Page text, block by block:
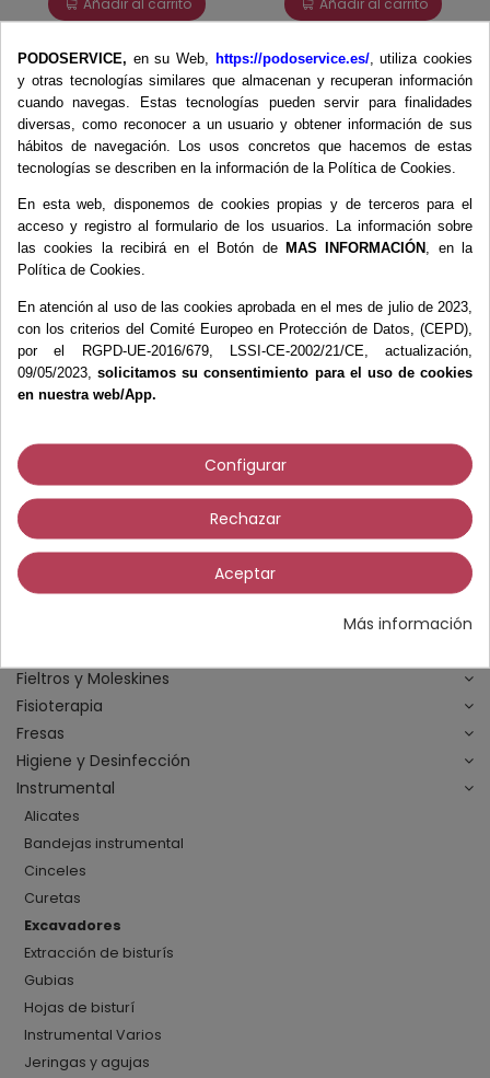
cm. Podoservice
10,95 €
Añadir al carrito
Productos
Cirugía
Cremas
Desechables
Equipamiento
Fieltros y Moleskines
Fisioterapia
Fresas
Higiene y Desinfección
Instrumental
Alicates
Bandejas instrumental
Cinceles
Curetas
Excavadores
Extracción de bisturís
Gubias
Hojas de bisturí
Instrumental Varios
Jeringas y agujas
PODOSERVICE, en su Web, https://podoservice.es/, utiliza cookies
y otras tecnologías similares que almacenan y recuperan información
cuando navegas. Estas tecnologías pueden servir para finalidades
diversas, como reconocer a un usuario y obtener información de sus
hábitos de navegación. Los usos concretos que hacemos de estas
tecnologías se describen en la información de la Política de Cookies.
En esta web, disponemos de cookies propias y de terceros para el
acceso y registro al formulario de los usuarios. La información sobre
las cookies la recibirá en el Botón de MAS INFORMACIÓN
, en la
Política de Cookies.
En atención al uso de las cookies aprobada en el mes de julio de 2023,
con los criterios del Comité Europeo en Protección de Datos, (CEPD),
por el RGPD-UE-2016/679, LSSI-CE-2002/21/CE, actualización,
09/05/2023,solicitamos su consentimiento para el uso de cookies
en nuestra web/App.
Configurar
Rechazar
Aceptar
Más información